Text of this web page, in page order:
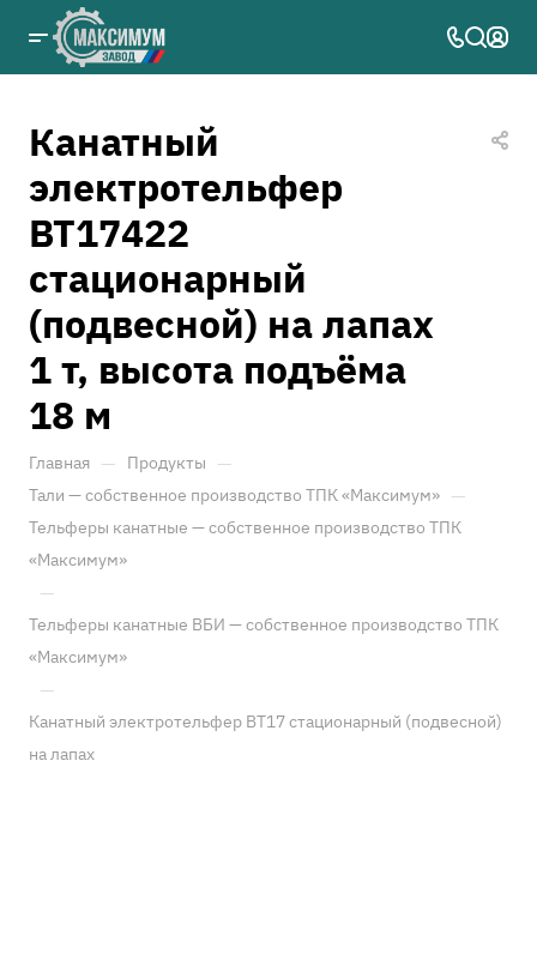
Канатный
электротельфер
ВТ17422
стационарный
(подвесной) на лапах
1 т, высота подъёма
18 м
Главная — Продукты —
Тали — собственное производство ТПК «Максимум» —
Тельферы канатные — собственное производство ТПК
«Максимум»
—
Тельферы канатные ВБИ — собственное производство ТПК
«Максимум»
—
Канатный электротельфер BT17 стационарный (подвесной)
на лапах